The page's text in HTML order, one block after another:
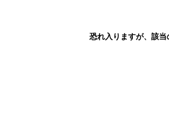
恐れ入りますが、該